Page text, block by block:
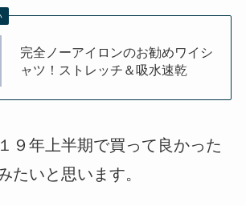
完全ノーアイロンのお勧めワイシ
ャツ！ストレッチ＆吸水速乾
９年上半期で買って良かった
たいと思います。